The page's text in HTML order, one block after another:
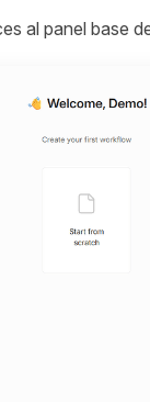
al panel base